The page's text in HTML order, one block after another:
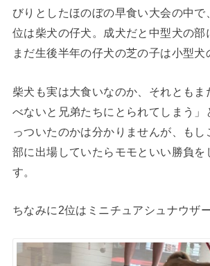
びりとしたほのぼの早食い大会の中で
位は柴犬の仔犬。成犬だと中型犬の部
まだ生後半年の仔犬の芝の子は小型犬
柴犬も実は大食いなのか、それともま
べないと兄弟たちにとられてしまう」
っついたのかは分かりませんが、も
部に出場していたらモモといい勝負を
す。
ちなみに2位はミニチュアシュナウザ